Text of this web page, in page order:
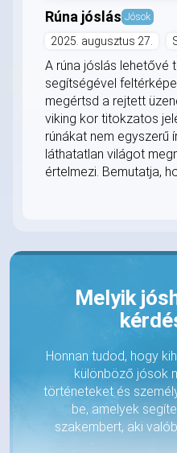
Rúna jóslás Jósok
2025. augusztus 27.
A rúna jóslás lehetővé
segítségével
megértsd a rejtett
viking kor titokzatos
rúnákat nem egyszerű
láthatatlan világot
értelmezi. Bemutatja,
Melyik
Honnan tudod, hogy
különböző jósok
történeteket és
be, amelyek
szakembert, aki